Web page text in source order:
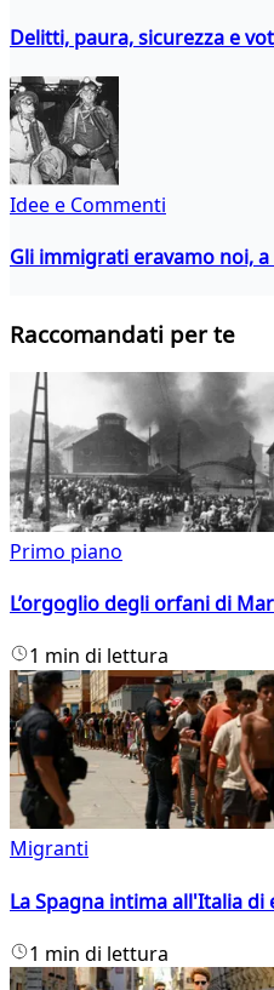
Delitti, paura, sicurezza e
Idee e Commenti
Gli immigrati eravamo noi,
Raccomandati per te
Primo piano
L’orgoglio degli orfani di
1 min di lettura
Migranti
La Spagna intima all'Italia
1 min di lettura